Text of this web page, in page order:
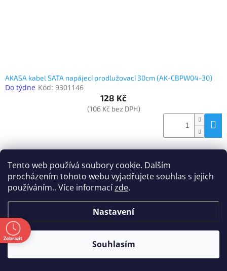
Tento web používá soubory cookie. Dalším
procházením tohoto webu vyjadřujete souhlas s jejich
používáním.. Více informacízde.
Nastavení
Souhlasím
AKASA kabel SATA napájecí prodlužovací 30cm (AK-CBPW04-30)
Do týdne Kód: 9301146
128 Kč
(106 Kč bez DPH)
Zobrazit